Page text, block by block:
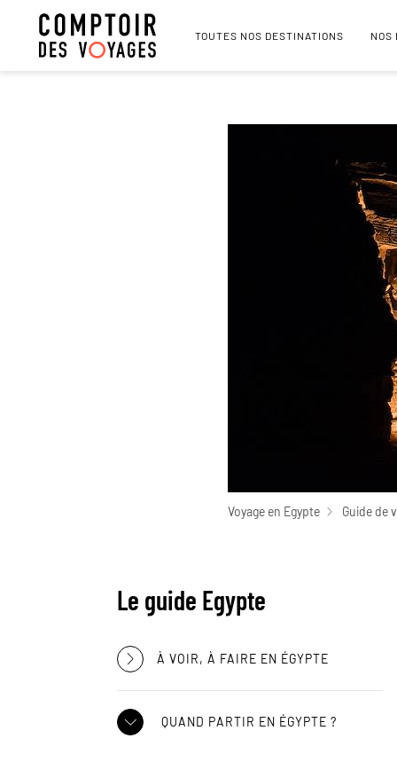
TOUTES NOS DESTINATIONS NOS
Voyage en Egypte Guide de
Le guide Egypte
À VOIR, À FAIRE EN ÉGYPTE
QUAND PARTIR EN ÉGYPTE ?